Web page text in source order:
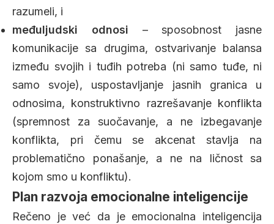
razumeli, i
međuljudski odnosi – sposobnost jasne
komunikacije sa drugima, ostvarivanje balansa
između svojih i tuđih potreba (ni samo tuđe, ni
samo svoje), uspostavljanje jasnih granica u
odnosima, konstruktivno razrešavanje konflikta
(spremnost za suočavanje, a ne izbegavanje
konflikta, pri čemu se akcenat stavlja na
problematično ponašanje, a ne na ličnost sa
kojom smo u konfliktu).
Plan razvoja emocionalne inteligencije
Rečeno je već da je emocionalna inteligencija